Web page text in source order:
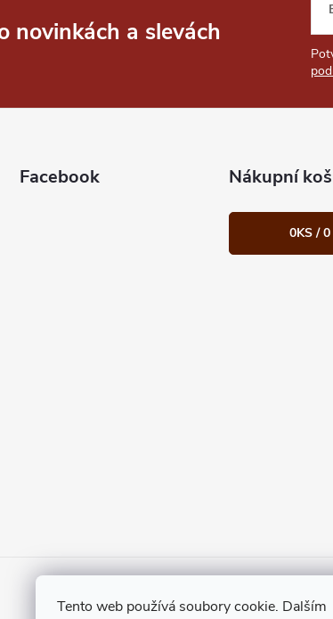
Tento web používá soubory cookie. Dalším
novinkách a slevách
Facebook Nákupní
0KS /0